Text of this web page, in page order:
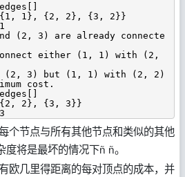
1}, {2, 2}, {3, 2}}
(2, 3) are already connecte
either (1, 1) with (2,
(2, 3) but (1, 1) with (2, 2)
cost.
2}, {3, 3}}
个节点与所有其他节点和类似的其他
将是最坏的情况下ñ ñ。
欧几里得距离的每对顶点的成本，并